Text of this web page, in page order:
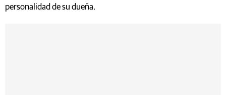
personalidad de su dueña.